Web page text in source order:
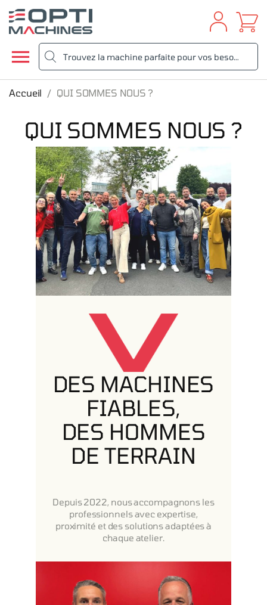
au
contenu

Accueil QUI SOMMES NOUS ?
QUI SOMMES NOUS ?
DES MACHINES
FIABLES,
DES HOMMES
DE TERRAIN
Depuis 2022, nous accompagnons les
professionnels avec expertise,
proximité et des solutions adaptées à
chaque atelier.